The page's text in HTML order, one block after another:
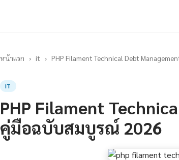
หน้าแรก › it › PHP Filament Technical Debt
IT
PHP Filament
คู่มือฉบับสมบูรณ์ 2026